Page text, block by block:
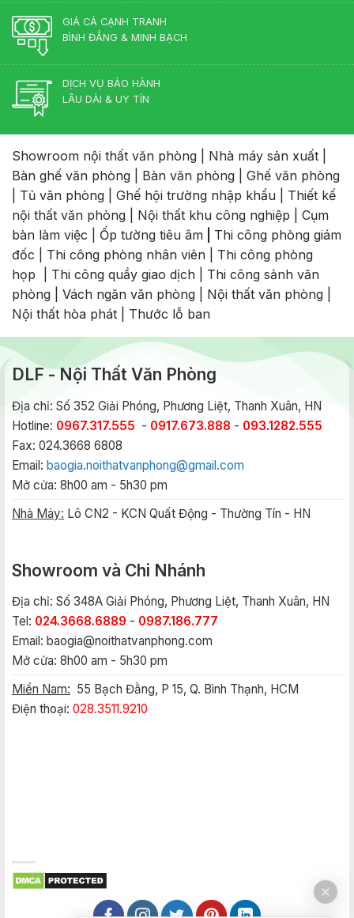
GIÁ CẢ CẠNH TRANH
BÌNH ĐẲNG & MINH BẠCH
DỊCH VỤ BẢO HÀNH
LÂU DÀI & UY TÍN
Showroom nội thất văn phòng Nhà máy sản xuất
Bàn ghế văn phòng
Bàn văn phòng
Ghế văn phòng
Tủ văn phòng Ghế hội trường nhập khẩu
Thiết kế
nội thất văn phòng
Nội thất khu công nghiệp
Cụm
bàn làm việc
Ốp tường tiêu âm
Thi công phòng giám
đốc
Thi công phòng nhân viên
Thi công phòng
họp
Thi công quầy giao dịch
Thi công sảnh văn
phòng
Vách ngăn văn phòng Nội thất văn phòng
Nội thất hòa phát
Thước lỗ ban
DLF - Nội Thất Văn Phòng
Địa chỉ: Số 352 Giải Phóng, Phương Liệt, Thanh Xuân, HN
Hotline: 0967.317.555 - 0917.673.888 - 093.1282.555
Fax: 024.3668 6808
Email: baogia.noithatvanphong@gmail.com
Mở cửa: 8h00 am - 5h30 pm
Nhà Máy: Lô CN2 - KCN Quất Động - Thường Tín - HN
Showroom và Chi Nhánh
Địa chỉ: Số 348A Giải Phóng, Phương Liệt, Thanh Xuân, HN
Tel: 024.3668.6889 - 0987.186.777
Email: baogia@noithatvanphong.com
Mở cửa: 8h00 am - 5h30 pm
Miền Nam: 55 Bạch Đằng, P 15, Q. Bình Thạnh, HCM
Điện thoại: 028.3511.9210